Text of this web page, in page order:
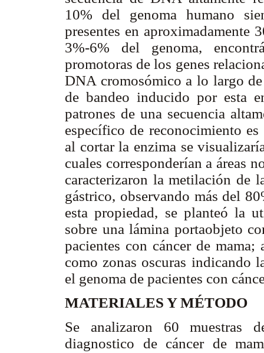
10% del genoma humano
presentes en aproximadamente
3%-6% del genoma,
promotoras de los genes
DNA cromosómico a lo largo
de bandeo inducido por esta
patrones de una secuencia
específico de reconocimiento
al cortar la enzima se
cuales corresponderían a áreas
caracterizaron la metilación de
gástrico, observando más del
esta propiedad, se planteó la
sobre una lámina portaobjeto
pacientes con cáncer de
como zonas oscuras indicando
el genoma de pacientes con
MATERIALES Y MÉTODO
Se analizaron 60 muestras
diagnostico de cáncer de